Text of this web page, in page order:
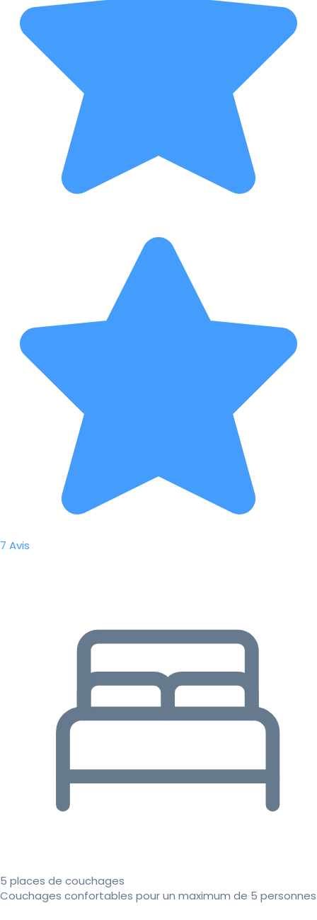
7 Avis
5 places de couchages
Couchages confortables pour un maximum de 5 personnes